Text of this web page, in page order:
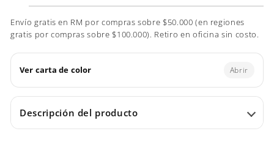
Envío gratis en RM por compras sobre $50.000 (en regiones
gratis por compras sobre $100.000). Retiro en oficina sin costo.
Ver carta de color Abrir
Descripción del producto